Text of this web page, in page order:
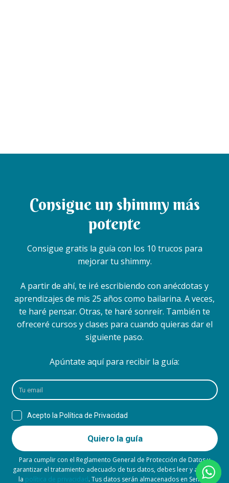
Consigue un shimmy más
potente
Consigue gratis la guía con los 10 trucos para
mejorar tu shimmy.
A partir de ahí, te iré escribiendo con anécdotas y
aprendizajes de mis 25 años como bailarina. A veces,
te haré pensar. Otras, te haré sonreír. También te
ofreceré cursos y clases para cuando quieras dar el
siguiente paso.
Apúntate aquí para recibir la guía:
Para cumplir con el Reglamento General de Protección de Datos y
garantizar el tratamiento adecuado de tus datos, debes leer y aceptar
la política de privacidad. Tus datos serán almacenados en Sender,